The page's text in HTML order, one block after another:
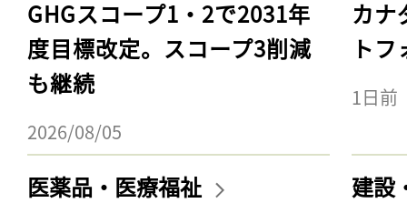
GHGスコープ1・2で2031年
度目標改定。スコープ3削減
も継続
2026/08/05
カナ
ト
1日前
医薬品・医療福祉 建設